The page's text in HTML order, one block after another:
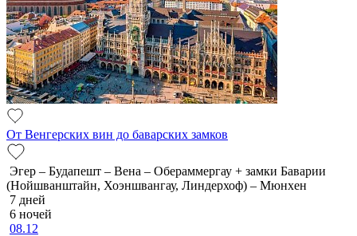
От Венгерских вин до баварских замков
Эгер – Будапешт – Вена – Обераммергау + замки Баварии
(Нойшванштайн, Хоэншвангау, Линдерхоф) – Мюнхен
7 дней
6 ночей
08.12